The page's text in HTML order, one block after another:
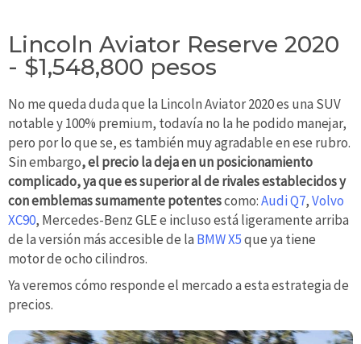
Lincoln Aviator Reserve 2020
- $1,548,800 pesos
No me queda duda que la Lincoln Aviator 2020 es una SUV
notable y 100% premium, todavía no la he podido manejar,
pero por lo que se, es también muy agradable en ese rubro.
Sin embargo, el precio la deja en un posicionamiento
complicado, ya que es superior al de rivales establecidos y
con emblemas sumamente potentescomo:Audi Q7,Volvo
XC90, Mercedes-Benz GLE e incluso está ligeramente arriba
de la versión más accesible de la BMW X5que ya tiene
motor de ocho cilindros.
Ya veremos cómo responde el mercado a esta estrategia de
precios.